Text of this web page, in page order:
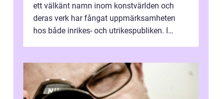
ett välkänt namn inom konstvärlden och
deras verk har fångat uppmärksamheten
hos både inrikes- och utrikespubliken. I